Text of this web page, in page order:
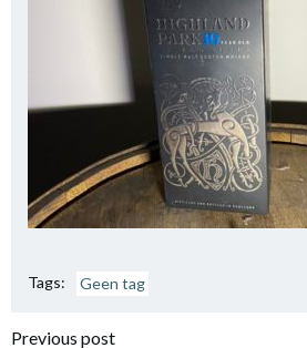
Tags: Geen tag
Previous post